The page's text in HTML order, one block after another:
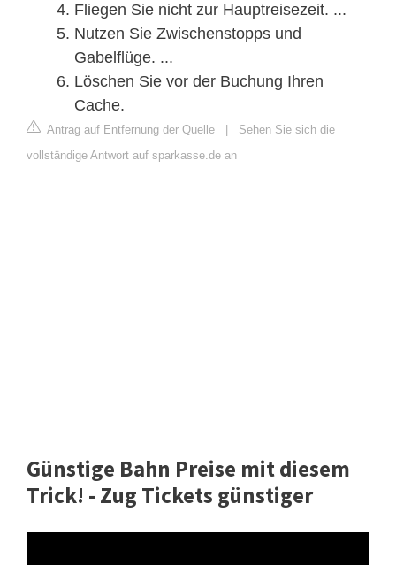
Fliegen Sie nicht zur Hauptreisezeit. ...
Nutzen Sie Zwischenstopps und
Gabelflüge. ...
Löschen Sie vor der Buchung Ihren
Cache.
Antrag auf Entfernung der Quelle
Sehen Sie sich die
vollständige Antwort auf sparkasse.de an
Günstige Bahn Preise mit diesem
Trick! - Zug Tickets günstiger